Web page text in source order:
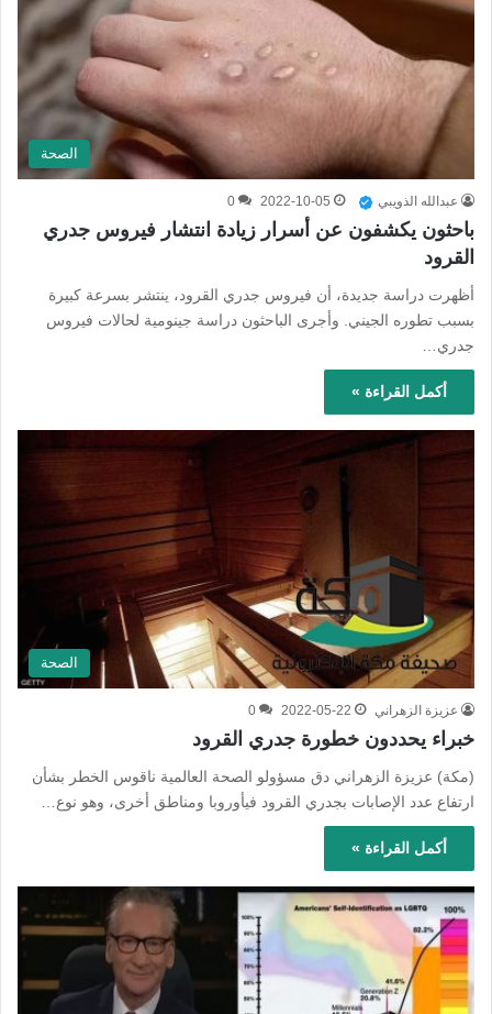
الصحة
عبدالله الذويبي 2022-10-05
0
باحثون يكشفون عن أسرار زيادة انتشار فيروس جدري
القرود
أظهرت دراسة جديدة، أن فيروس جدري القرود، ينتشر بسرعة كبيرة
بسبب تطوره الجيني. وأجرى الباحثون دراسة جينومية لحالات فيروس
جدري…
أكمل القراءة »
الصحة
عزيزة الزهراني 2022-05-22
0
خبراء يحددون خطورة جدري القرود
(مكة) عزيزة الزهراني دق مسؤولو الصحة العالمية ناقوس الخطر بشأن
ارتفاع عدد الإصابات بجدري القرود فيأوروبا ومناطق أخرى، وهو نوع…
أكمل القراءة »